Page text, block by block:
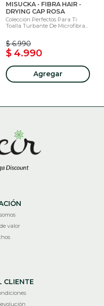
MISUCKA - FIBRA HAIR -
DRYING CAP ROSA
Colección Perfectos Para Ti
Toalla Turbante De Microfibra...
$ 6.990
$ 4.990
Agregar
valor
CLIENTE